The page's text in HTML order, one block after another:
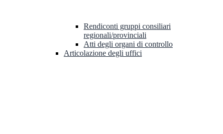
Rendiconti gruppi consiliari
regionali/provinciali
Atti degli organi di controllo
Articolazione degli uffici